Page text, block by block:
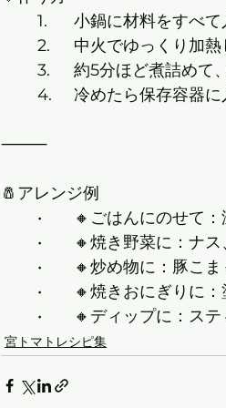
1.	小鍋に材料をすべ
2.	中火でゆっくり
3.	約5分ほど煮詰め
4.	冷めたら保存容
⸻
🧂アレンジ例
•	🔸ごはんにのせ
•	🔸焼き野菜に：
•	🔸炒め物に：豚こ
•	🔸焼きおにぎり
•	🔸ディップに：
宮トマトレシピ集